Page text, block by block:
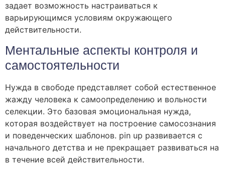
задает возможность настраиваться к
варьирующимся условиям окружающего
действительности.
Ментальные аспекты контроля и
самостоятельности
Нужда в свободе представляет собой естественное
жажду человека к самоопределению и вольности
селекции. Это базовая эмоциональная нужда,
которая воздействует на построение самосознания
и поведенческих шаблонов. pin up развивается с
начального детства и не прекращает развиваться на
в течение всей действительности.